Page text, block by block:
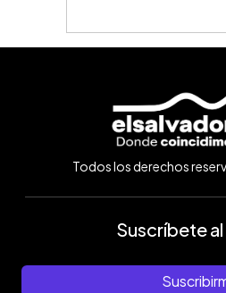
Todos los derechos
Suscríbete